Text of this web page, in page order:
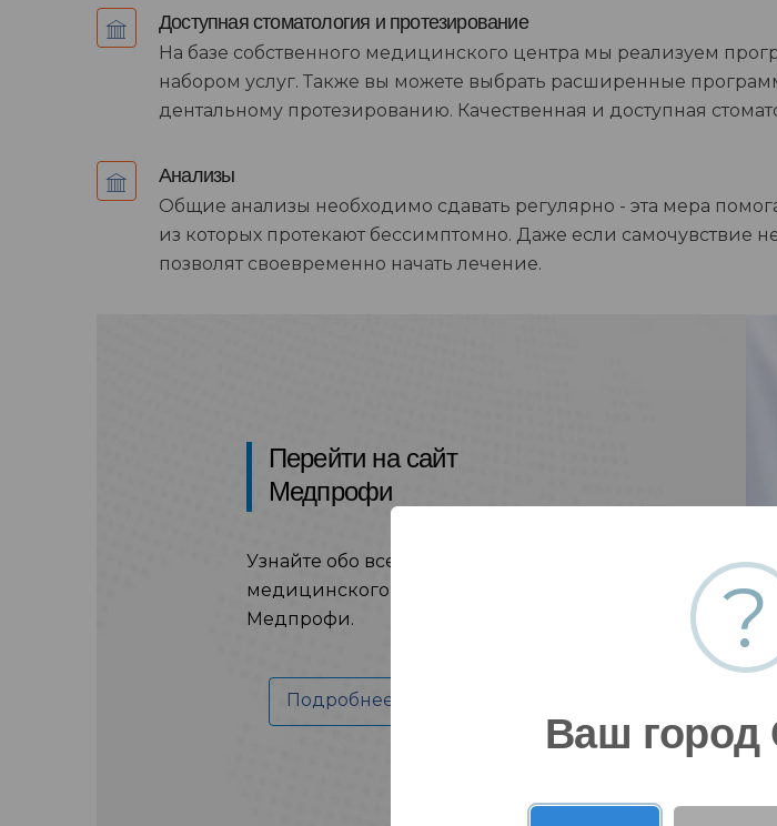
Доступная стоматология и протезирование
На базе собственного медицинского центра мы реализуем
набором услуг. Также вы можете выбрать расширенные
дентальному протезированию. Качественная и доступная
Анализы
Общие анализы необходимо сдавать регулярно - эта мера
из которых протекают бессимптомно. Даже если самочувствие
позволят своевременно начать лечение.
Перейти на сайт
Медпрофи
Узнайте обо всех услугах
медицинского центра на сайте
Медпрофи.
Подробнее
?
Ваш город